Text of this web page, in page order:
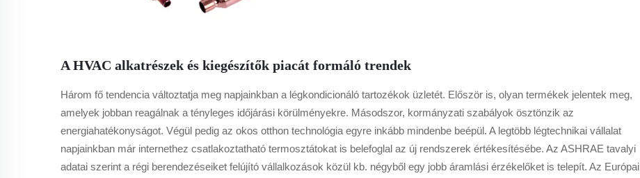
A HVAC alkatrészek és kiegészítők piacát formáló trendek
Három fő tendencia változtatja meg napjainkban a légkondicionáló tartozékok üzletét. Először is, olyan termékek jelentek meg,
amelyek jobban reagálnak a tényleges időjárási körülményekre. Másodszor, kormányzati szabályok ösztönzik az
energiahatékonyságot. Végül pedig az okos otthon technológia egyre inkább mindenbe beépül. A legtöbb légtechnikai vállalat
napjainkban már internethez csatlakoztatható termosztátokat is belefoglal az új rendszerek értékesítésébe. Az ASHRAE tavalyi
adatai szerint a régi berendezéseiket felújító vállalkozások közül kb. négyből egy jobb áramlási érzékelőket is telepít. Az Európai